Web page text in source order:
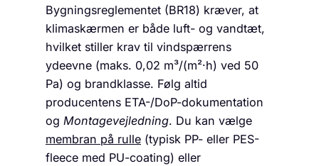
Bygningsreglementet (BR18) kræver, at
klimaskærmen er både luft- og vandtæt,
hvilket stiller krav til vindspærrens
ydeevne (maks. 0,02 m³/(m²·h) ved 50
Pa) og brandklasse. Følg altid
producentens ETA-/DoP-dokumentation
og Montagevejledning. Du kan vælge
membran på rulle (typisk PP- eller PES-
fleece med PU-coating) eller